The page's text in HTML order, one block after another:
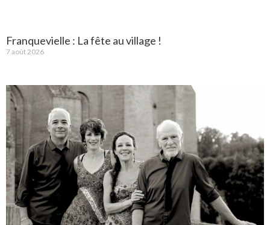
Franquevielle : La fête au village !
7 août 2026